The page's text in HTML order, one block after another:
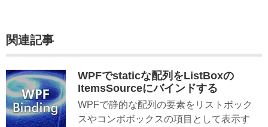
関連記事
WPFでstaticな配列をListBoxの
ItemsSourceにバインドする
WPFで静的な配列の要素をリストボック
スやコンボボックスの項目として表示す